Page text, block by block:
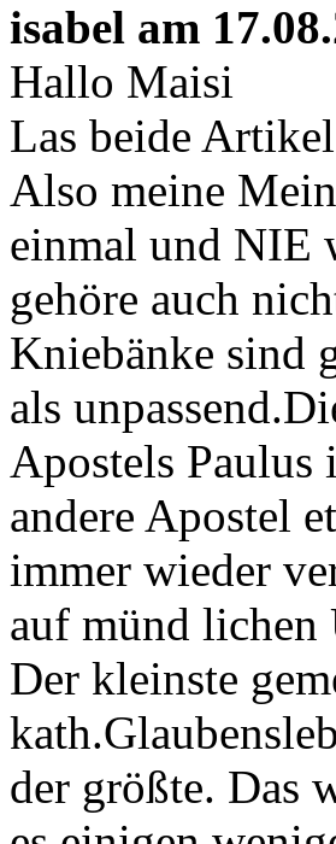
isabel am
Hallo Maisi
Las beide
Also meine
einmal und NIE
gehöre auch
Kniebänke sind
als
Apostels Paulus
andere Apostel
immer wieder
auf münd
Der kleinste
der größte. Das